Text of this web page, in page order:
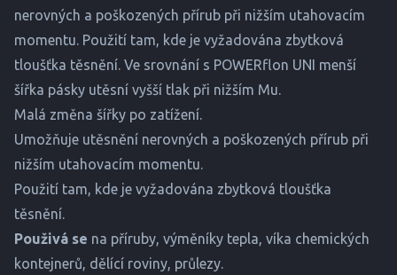
nerovných a poškozených přírub při nižším utahovacím
momentu. Použití tam, kde je vyžadována zbytková
tloušťka těsnění. Ve srovnání s POWERflon UNI menší
šířka pásky utěsní vyšší tlak při nižším Mu.
Malá změna šířky po zatížení.
Umožňuje utěsnění nerovných a poškozených přírub při
nižším utahovacím momentu.
Použití tam, kde je vyžadována zbytková tloušťka
těsnění.
Použivá se na příruby, výměníky tepla, víka chemických
kontejnerů, dělící roviny, průlezy.